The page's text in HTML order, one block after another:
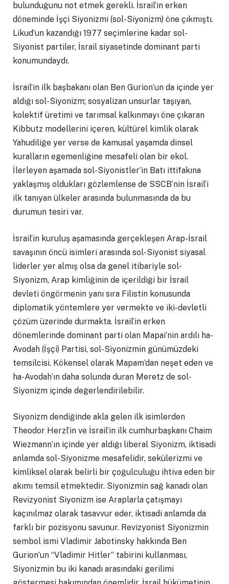
bulunduğunu not etmek gerekli. İsrail’in erken
döneminde İşçi Siyonizmi (sol-Siyonizm) öne çıkmıştı.
Likud’un kazandığı 1977 seçimlerine kadar sol-
Siyonist partiler, İsrail siyasetinde dominant parti
konumundaydı.
İsrail’in ilk başbakanı olan Ben Gurion’un da içinde yer
aldığı sol-Siyonizm; sosyalizan unsurlar taşıyan,
kolektif üretimi ve tarımsal kalkınmayı öne çıkaran
Kibbutz modellerini içeren, kültürel kimlik olarak
Yahudiliğe yer verse de kamusal yaşamda dinsel
kuralların egemenliğine mesafeli olan bir ekol.
İlerleyen aşamada sol-Siyonistler’in Batı ittifakına
yaklaşmış oldukları gözlemlense de SSCB’nin İsrail’i
ilk tanıyan ülkeler arasında bulunmasında da bu
durumun tesiri var.
İsrail’in kuruluş aşamasında gerçekleşen Arap-İsrail
savaşının öncü isimleri arasında sol-Siyonist siyasal
liderler yer almış olsa da genel itibariyle sol-
Siyonizm, Arap kimliğinin de içerildiği bir İsrail
devleti öngörmenin yanı sıra Filistin konusunda
diplomatik yöntemlere yer vermekte ve iki-devletli
çözüm üzerinde durmakta. İsrail’in erken
dönemlerinde dominant parti olan Mapai’nin ardılı ha-
Avodah (İşçi) Partisi, sol-Siyonizmin günümüzdeki
temsilcisi. Kökensel olarak Mapam’dan neşet eden ve
ha-Avodah’ın daha solunda duran Meretz de sol-
Siyonizm içinde değerlendirilebilir.
Siyonizm dendiğinde akla gelen ilk isimlerden
Theodor Herzl’in ve İsrail’in ilk cumhurbaşkanı Chaim
Wiezmann’ın içinde yer aldığı liberal Siyonizm, iktisadi
anlamda sol-Siyonizme mesafelidir, sekülerizmi ve
kimliksel olarak belirli bir çoğulculuğu ihtiva eden bir
akımı temsil etmektedir. Siyonizmin sağ kanadı olan
Revizyonist Siyonizm ise Araplarla çatışmayı
kaçınılmaz olarak tasavvur eder, iktisadi anlamda da
farklı bir pozisyonu savunur. Revizyonist Siyonizmin
sembol ismi Vladimir Jabotinsky hakkında Ben
Gurion’un “Vladimir Hitler” tabirini kullanması,
Siyonizmin bu iki kanadı arasındaki gerilimi